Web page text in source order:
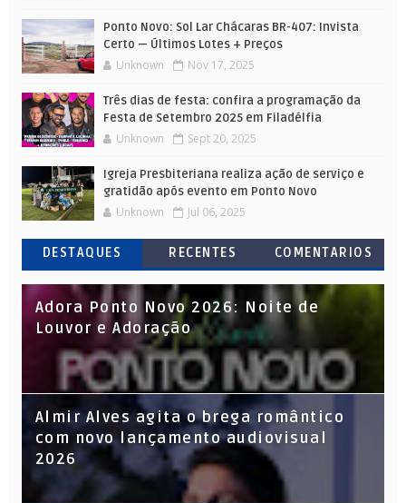
Ponto Novo: Sol Lar Chácaras BR-407: Invista
Certo — Últimos Lotes + Preços
Unknown Nov 17, 2025
Três dias de festa: confira a programação da
Festa de Setembro 2025 em Filadélfia
Unknown Sept 20, 2025
Igreja Presbiteriana realiza ação de serviço e
gratidão após evento em Ponto Novo
Unknown Jul 06, 2025
DESTAQUES RECENTES COMENTARIOS
Adora Ponto Novo 2026: Noite de
Louvor e Adoração
Almir Alves agita o brega romântico
com novo lançamento audiovisual
2026